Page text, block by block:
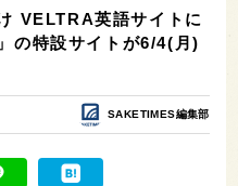
VELTRA英語サイトに
の特設サイトが6/4(月)
SAKETIMES編集部